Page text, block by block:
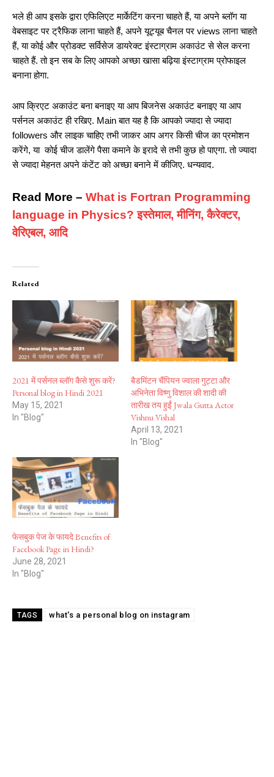
भले ही आप इसके द्वारा एफिलिएट मार्केटिंग करना चाहते हैं, या अपने ब्लॉग या
वेबसाइट पर ट्रैफिक लाना चाहते हैं, अपने यूट्यूब चैनल पर views लाना चाहते
हैं, या कोई और प्रोडक्ट सर्विसेज डायरेक्ट इंस्टाग्राम अकाउंट से सेल करना
चाहते हैं. तो इन सब के लिए आपको अच्छा खासा बढ़िया इंस्टाग्राम प्रोफाइल
बनाना होगा.
आप क्रिएट अकाउंट बना बनाइए या आप बिजनेस अकाउंट बनाइए या आप
पर्सनल अकाउंट ही रखिए. Main बात यह है कि आपको ज्यादा से ज्यादा
followers और लाइक चाहिए तभी जाकर आप अगर किसी चीज का प्रमोशन
करेंगे, या कोई चीज डालेंगे पैसा कमाने के इरादे से तभी कुछ हो पाएगा. तो ज्यादा
से ज्यादा मेहनत अपने कंटेंट को अच्छा बनाने में कीजिए. धन्यवाद.
Read More – What is Fortran Programming
language in Physics? इस्तेमाल, मीनिंग, कैरेक्टर,
वेरिएबल, आदि
Related
2021 में पर्सनल ब्लॉग कैसे शुरू करें?
Personal blog in Hindi 2021
May 15, 2021
In "Blog"
बैडमिंटन चैंपियन ज्वाला गुट्टा और
अभिनेता विष्णु विशाल की शादी की
तारीख तय हुईं Jwala Gutta Actor
Vishnu Vishal
April 13, 2021
In "Blog"
फेसबुक पेज के फायदे Benefits of
Facebook Page in Hindi?
June 28, 2021
In "Blog"
TAGS what's a personal blog on instagram